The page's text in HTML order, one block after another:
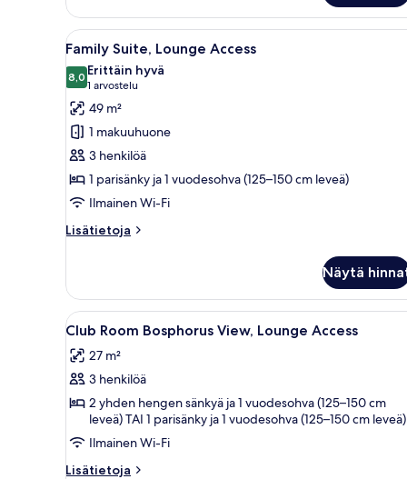
Access
Avaa
kaikki
huonetyypin
Family
Suite,
Lounge
Access
kuvat
Hotellihuone, jossa on suuri
10
Family Suite, Lounge Access
8,08,0 kautta 10
Erittäin hyvä
1 arvostelu
(1
arvostelu)
49 m²
1 makuuhuone
3 henkilöä
1 parisänky ja 1 vuodesohva (125–150 cm leveä)
Ilmainen Wi-Fi
Lisätietoja
Lisätietoja
Lounge
Access
Näytä
Avaa
kaikki
huonetyypin
Club
Room
Bosphorus
View,
Lounge
Hotellihuone, jossa on
10
Club Room Bosphorus View, Lounge Access
27 m²
3 henkilöä
2 yhden hengen sänkyä ja 1 vuodesohva (125–150 cm
leveä) TAI 1 parisänky ja 1 vuodesohva (125–150 cm leveä)
Ilmainen Wi-Fi
Lisätietoja
Lisätietoja